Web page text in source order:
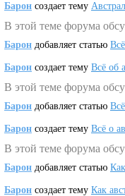
Барон создает тему
В этой теме форума
Барон добавляет статью
Барон создает тему Всё об
В этой теме форума
Барон добавляет статью
Барон создает тему Всё о
В этой теме форума
Барон добавляет статью
Барон создает тему Как